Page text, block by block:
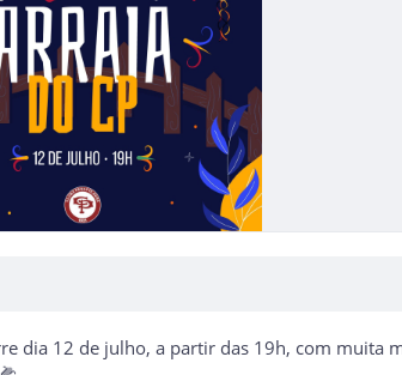
dia 12 de julho, a partir das 19h, com muita